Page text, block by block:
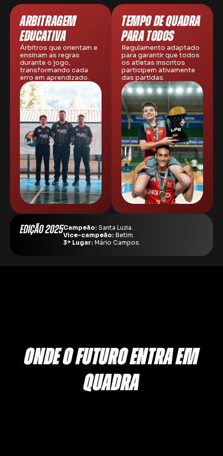
ARBITRAGEM
EDUCATIVA
Árbitros que orientam e
ensinam as regras
durante o jogo,
transformando cada
erro em aprendizado.
TEMPO DE QUADRA
PARA TODOS
Regulamento adaptado
para garantir que todos
os atletas inscritos
participem ativamente
das partidas.
EDIÇÃO 2025Campeão: Santa Luzia.
Vice-campeão: Betim.
3º Lugar: Mário Campos.
ONDE O FUTURO ENTRA EM
QUADRA